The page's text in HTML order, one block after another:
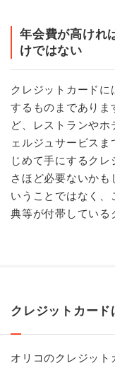
年会費が高けれ
けではない
クレジットカード
するものまでありま
ど、レストランや
ェルジュサービス
じめて手にするク
さほど必要ないかも
いうことではなく
典等が付帯している
クレジットカード
オリコのクレジット